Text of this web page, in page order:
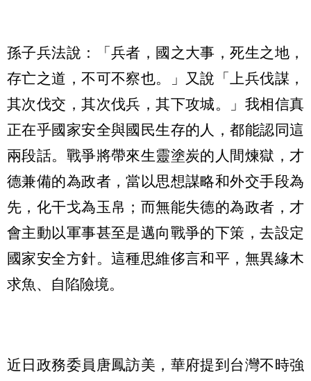
孫子兵法說：「兵者，國之大事，死生之地，
存亡之道，不可不察也。」又說「上兵伐謀，
其次伐交，其次伐兵，其下攻城。」我相信真
正在乎國家安全與國民生存的人，都能認同這
兩段話。戰爭將帶來生靈塗炭的人間煉獄，才
德兼備的為政者，當以思想謀略和外交手段為
先，化干戈為玉帛；而無能失德的為政者，才
會主動以軍事甚至是邁向戰爭的下策，去設定
國家安全方針。這種思維侈言和平，無異緣木
求魚、自陷險境。
近日政務委員唐鳳訪美，華府提到台灣不時強